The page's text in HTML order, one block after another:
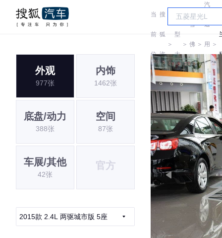
当
前
位
置:
搜
狐
汽
车
＞
车
型
大
全
＞
雪
佛
兰
＞
汽
通
用
雪
佛
兰
＞
外观
977张
内饰
1462张
底盘/动力
388张
空间
87张
车展/其他
42张
官方
2015款 2.4L 两驱城市版 5座